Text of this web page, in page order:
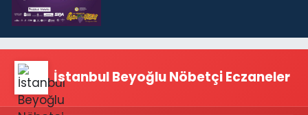
İstanbul Beyoğlu Nöbetçi Eczaneler